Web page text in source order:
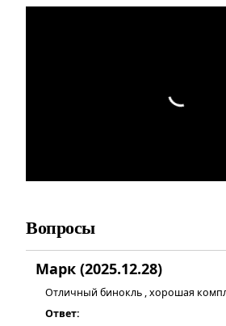
Вопросы
Марк (2025.12.28)
Отличный бинокль , хорошая
Ответ: